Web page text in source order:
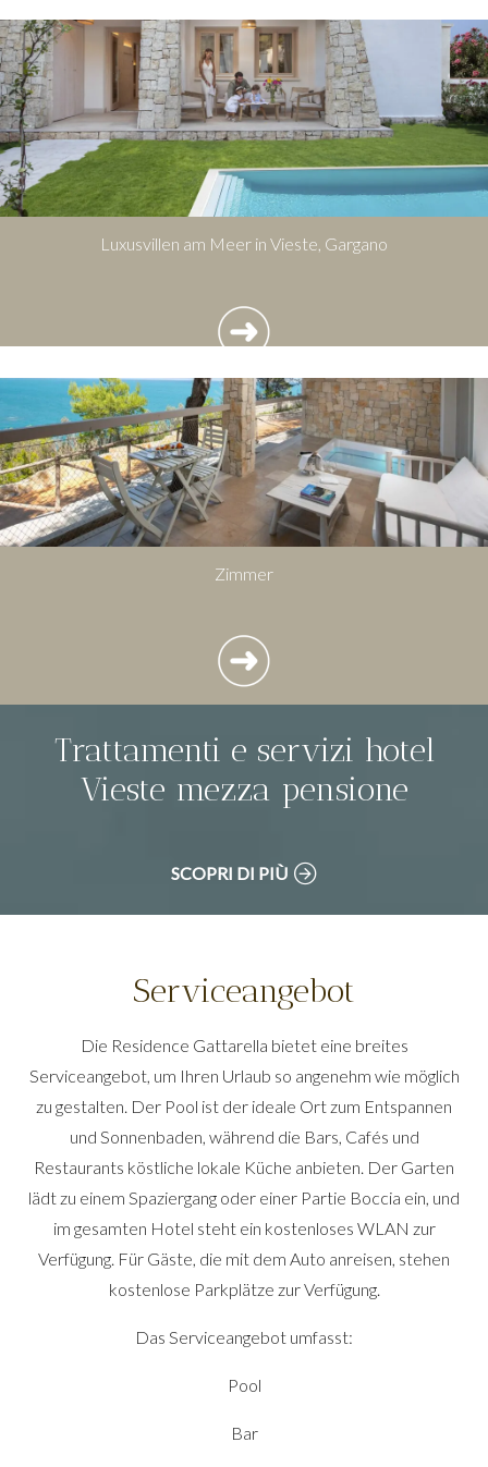
Luxusvillen am Meer in Vieste, Gargano
Zimmer
Trattamenti e servizi hotel
Vieste mezza pensione
SCOPRI DI PIÙ
Serviceangebot
Die Residence Gattarella bietet eine breites
Serviceangebot, um Ihren Urlaub so angenehm wie möglich
zu gestalten. Der Pool ist der ideale Ort zum Entspannen
und Sonnenbaden, während die Bars, Cafés und
Restaurants köstliche lokale Küche anbieten. Der Garten
lädt zu einem Spaziergang oder einer Partie Boccia ein, und
im gesamten Hotel steht ein kostenloses WLAN zur
Verfügung. Für Gäste, die mit dem Auto anreisen, stehen
kostenlose Parkplätze zur Verfügung.
Das Serviceangebot umfasst:
Pool
Bar